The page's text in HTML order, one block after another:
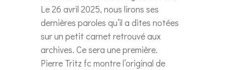
Le 26 avril 2025, nous lirons ses
dernières paroles qu’il a dites notées
sur un petit carnet retrouvé aux
archives. Ce sera une première.
Pierre Tritz fc montre l’original de